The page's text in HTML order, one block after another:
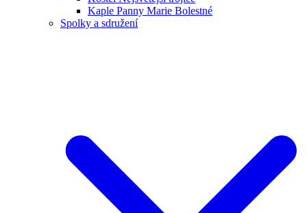
Kaple Panny Marie Bolestné
Spolky a sdružení